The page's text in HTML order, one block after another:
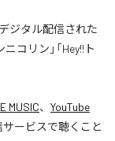
ジタル配信された
コリン」「Hey!!ト
MUSIC、 YouTube
ービスで聴くこと